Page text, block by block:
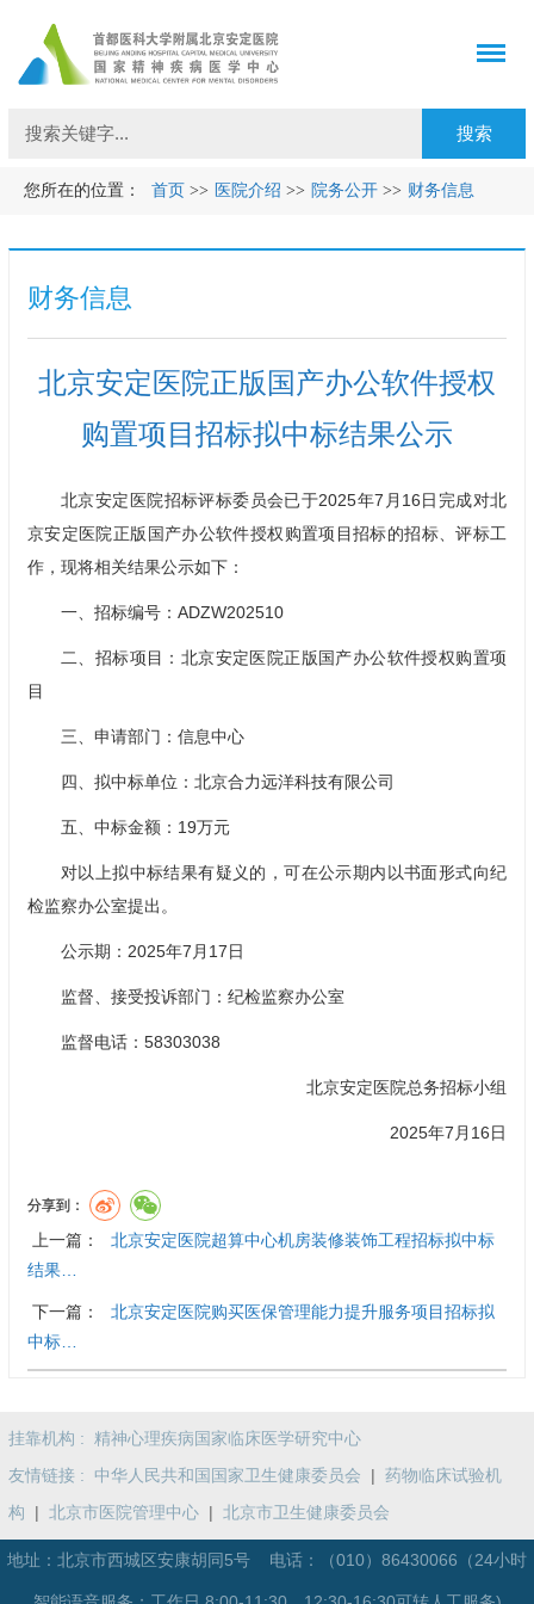
您所在的位置： 首页 >> 医院介绍 >> 院务公开 >> 财务信息
财务信息
北京安定医院正版国产办公软件授权
购置项目招标拟中标结果公示
北京安定医院招标评标委员会已于2025年7月16日完成对北
京安定医院正版国产办公软件授权购置项目招标的招标、评标工
作，现将相关结果公示如下：
一、招标编号：ADZW202510
二、招标项目：北京安定医院正版国产办公软件授权购置项
目
三、申请部门：信息中心
四、拟中标单位：北京合力远洋科技有限公司
五、中标金额：19万元
对以上拟中标结果有疑义的，可在公示期内以书面形式向纪
检监察办公室提出。
公示期：2025年7月17日
监督、接受投诉部门：纪检监察办公室
监督电话：58303038
北京安定医院总务招标小组
2025年7月16日
分享到：
上一篇：
北京安定医院超算中心机房装修装饰工程招标拟中标
结果…
下一篇：
北京安定医院购买医保管理能力提升服务项目招标拟
中标…
挂靠机构 : 精神心理疾病国家临床医学研究中心
友情链接 : 中华人民共和国国家卫生健康委员会 | 药物临床试验机
构
| 北京市医院管理中心 | 北京市卫生健康委员会
地址：北京市西城区安康胡同5号 电话： （010）86430066（24小时